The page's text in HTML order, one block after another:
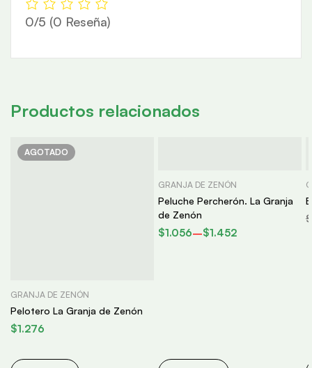
0/5 (0 Reseña)
Productos relacionados
AGOTADO
GRANJA DE ZENÓN
Pelotero La Granja de Zenón
$1.276
GRANJA DE ZENÓN
Peluche Percherón. La Granja
de Zenón
$1.056–$1.452
$